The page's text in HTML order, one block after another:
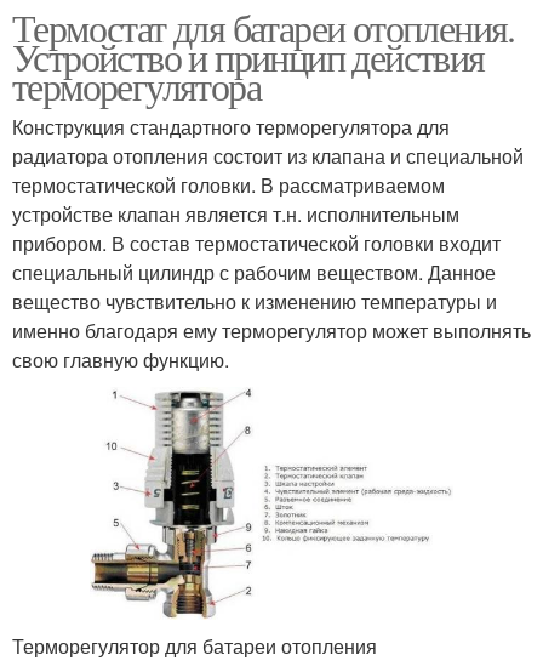
Термостат для батареи отопления.
Устройство и принцип действия
терморегулятора
Конструкция стандартного терморегулятора для
радиатора отопления состоит из клапана и специальной
термостатической головки. В рассматриваемом
устройстве клапан является т.н. исполнительным
прибором. В состав термостатической головки входит
специальный цилиндр с рабочим веществом. Данное
вещество чувствительно к изменению температуры и
именно благодаря ему терморегулятор может выполнять
свою главную функцию.
Терморегулятор для батареи отопления